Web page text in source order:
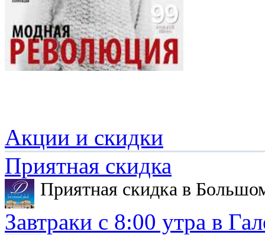
Акции и скидки
Приятная скидка
Приятная скидка в
Завтраки с 8:00 утра в